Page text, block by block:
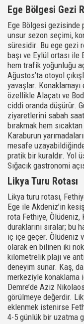
Ege Bölgesi Gezi
Ege Bölgesi gezisinde
unsur sezon seçimi,
süresidir. Bu ege gezi
başı ve Eylül ortası ile
hem trafik yoğunluğu
Ağustos’ta otoyol
yavaşlar.
özellikle Alaçatı ve
ciddi oranda düşürür.
ziyaretlerini sabah
bırakmak hem
Karaburun
mesafe
pratik bir kuraldır. Yol
Sığacık gastronomi
Likya Turu Rotası
Likya turu rotası,
Ege ile Akdeniz’in
rota Fethiye, Ölüdeniz,
duraklarını sıralar;
iç içe geçer. Ölüdeniz
olarak en bilinen iki
kilometrelik plajı ve
deneyim sunar. Kaş,
merkeziyle konaklama
Demre’de Aziz
görülmeye değerdir.
eklenmek istenirse
4-5 günlük bir uzatma